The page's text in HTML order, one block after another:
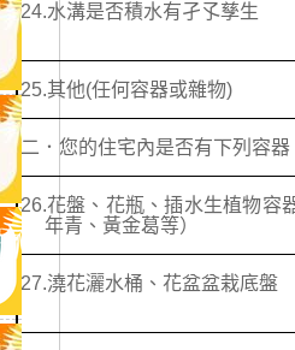
24.水溝是否積水有孑孓孳生
25.其他(任何容器或雜物)
二．您的住宅內是否有下列容器
26.花盤、花瓶、插水生植物容
年青、黃金葛等）
27.澆花灑水桶、花盆盆栽底盤